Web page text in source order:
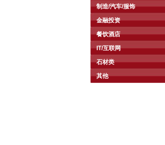
制造/汽车/服饰
金融投资
餐饮酒店
IT/互联网
石材类
其他